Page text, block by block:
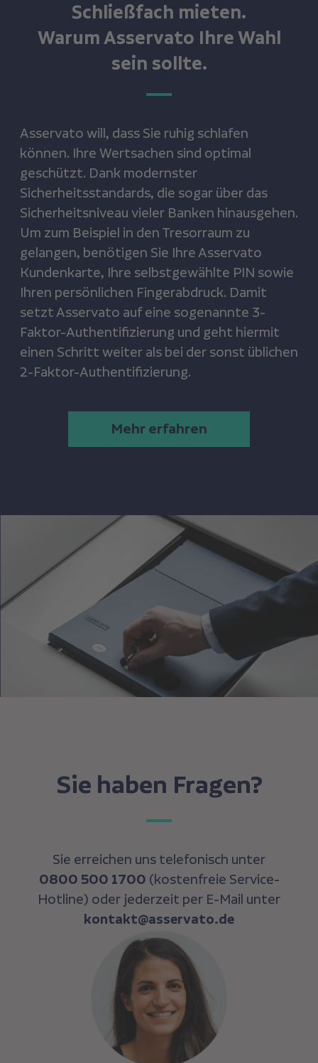
Schließfach mieten.
Warum Asservato Ihre Wahl
sein sollte.
Asservato will, dass Sie ruhig schlafen
können. Ihre Wertsachen sind optimal
geschützt. Dank modernster
Sicherheitsstandards, die sogar über das
Sicherheitsniveau vieler Banken hinausgehen.
Um zum Beispiel in den Tresorraum zu
gelangen, benötigen Sie Ihre Asservato
Kundenkarte, Ihre selbstgewählte PIN sowie
Ihren persönlichen Fingerabdruck. Damit
setzt Asservato auf eine sogenannte 3-
Faktor-Authentifizierung und geht hiermit
einen Schritt weiter als bei der sonst üblichen
2-Faktor-Authentifizierung.
Mehr erfahren
Sie haben Fragen?
Sie erreichen uns telefonisch unter
0800 500 1700 (kostenfreie Service-
Hotline) oder jederzeit per E-Mail unter
kontakt@asservato.de